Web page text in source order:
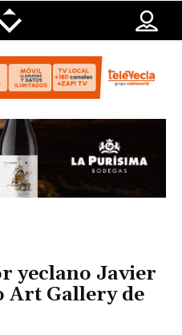
yeclano Javier
Art Gallery de